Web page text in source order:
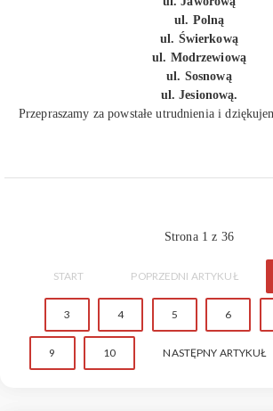
ul. Polną
ul. Świerkową
ul. Modrzewiową
ul. Sosnową
ul. Jesionową.
Przepraszamy za powstałe utrudnienia i
Strona 1 z 36
START POPRZEDNI ARTYKUŁ
3 4 5 6
9 10 NASTĘPNY ARTYKUŁ